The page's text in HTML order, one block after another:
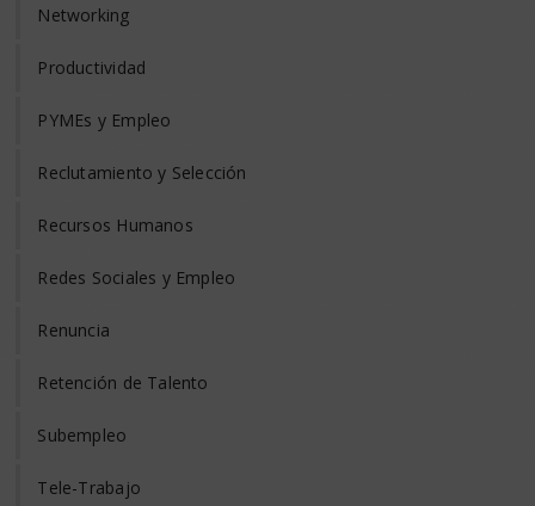
Networking
Productividad
PYMEs y Empleo
Reclutamiento y Selección
Recursos Humanos
Redes Sociales y Empleo
Renuncia
Retención de Talento
Subempleo
Tele-Trabajo